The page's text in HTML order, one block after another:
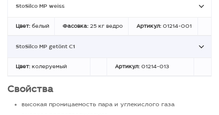
StoSilco MP weiss
Цвет: белый Фасовка: 25 кг ведро Артикул: 01214-001
StoSilco MP getönt C1
Цвет: колеруемый Артикул: 01214-013
Свойства
высокая проницаемость пара и углекислого газа